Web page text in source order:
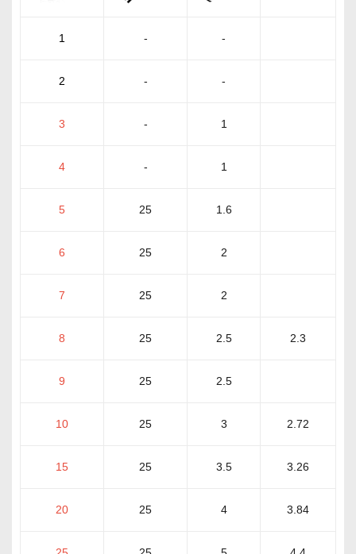
1 - -
2 - -
3 - 1
4 - 1
5 25 1.6
6 25 2
7 25 2
8 25 2.5 2.3
9 25 2.5
10 25 3 2.72
15 25 3.5 3.26
20 25 4 3.84